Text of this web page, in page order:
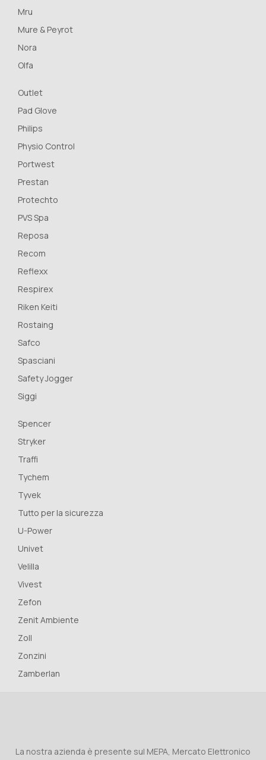
Mru
Mure & Peyrot
Nora
Olfa
Outlet
Pad Glove
Philips
Physio Control
Portwest
Prestan
Protechto
PVS Spa
Reposa
Recom
Reflexx
Respirex
Riken Keiti
Rostaing
Safco
Spasciani
Safety Jogger
Siggi
Spencer
Stryker
Traffi
Tychem
Tyvek
Tutto per la sicurezza
U-Power
Univet
Velilla
Vivest
Zefon
Zenit Ambiente
Zoll
Zonzini
Zamberlan
La nostra azienda è presente sul MEPA, Mercato Elettronico